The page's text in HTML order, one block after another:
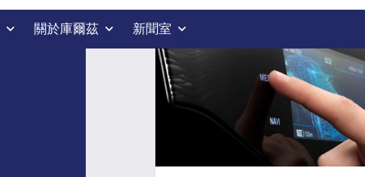
關於庫爾茲 新聞室